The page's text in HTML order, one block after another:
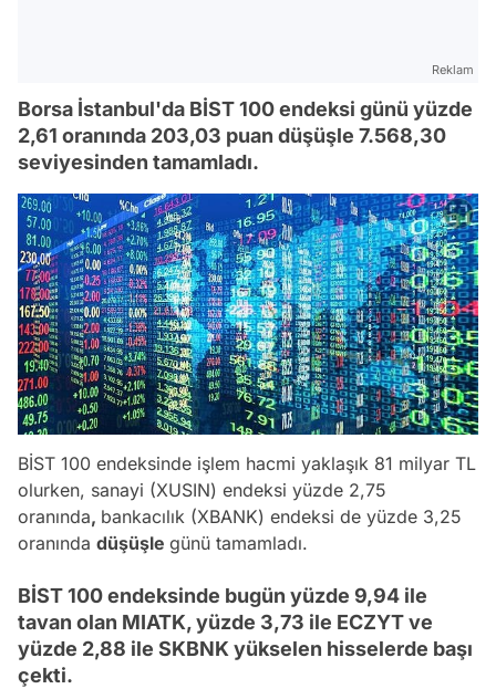
Reklam
Borsa İstanbul'da BİST 100 endeksi günü yüzde
2,61 oranında 203,03 puan düşüşle 7.568,30
seviyesinden tamamladı.
BİST 100 endeksinde işlem hacmi yaklaşık 81 milyar TL
olurken, sanayi (XUSIN) endeksi yüzde 2,75
oranında, bankacılık (XBANK) endeksi de yüzde 3,25
oranında düşüşle günü tamamladı.
BİST 100 endeksinde bugün yüzde 9,94 ile
tavan olan MIATK, yüzde 3,73 ile ECZYT ve
yüzde 2,88 ile SKBNK yükselen hisselerde başı
çekti.